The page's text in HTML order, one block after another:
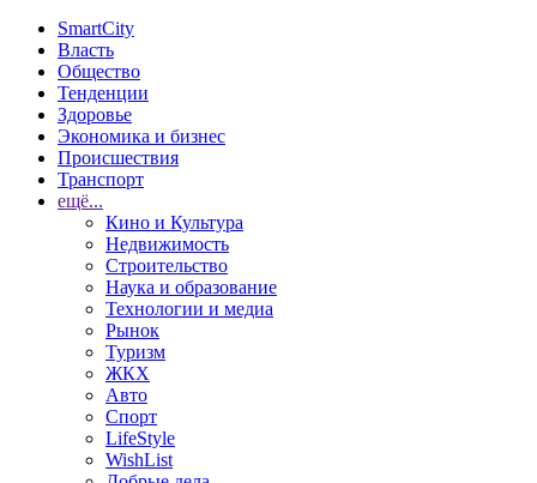
SmartCity
Власть
Общество
Тенденции
Здоровье
Экономика и бизнес
Происшествия
Транспорт
ещё...
Кино и Культура
Недвижимость
Строительство
Наука и образование
Технологии и медиа
Рынок
Туризм
ЖКХ
Авто
Спорт
LifeStyle
WishList